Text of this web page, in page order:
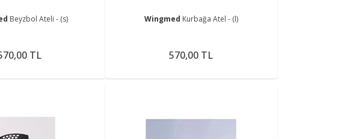
Beyzbol Ateli - (s)
TL
Wingmed Kurbağa Atel - (l)
570,00 TL